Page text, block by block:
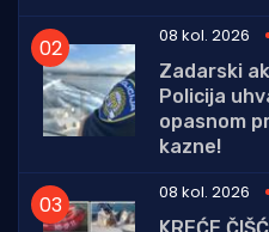
08 kol. 2026
Zadarski
Policija
opasnom
kazne!
08 kol. 2026